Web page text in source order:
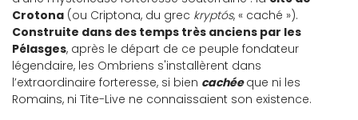
Crotona (ou Criptona, du grec kryptós, « caché »).
Construite dans des temps très anciens par les
Pélasges, après le départ de ce peuple fondateur
légendaire, les Ombriens s'installèrent dans
l’extraordinaire forteresse, si bien cachéeque ni les
Romains, ni Tite-Live ne connaissaient son existence.